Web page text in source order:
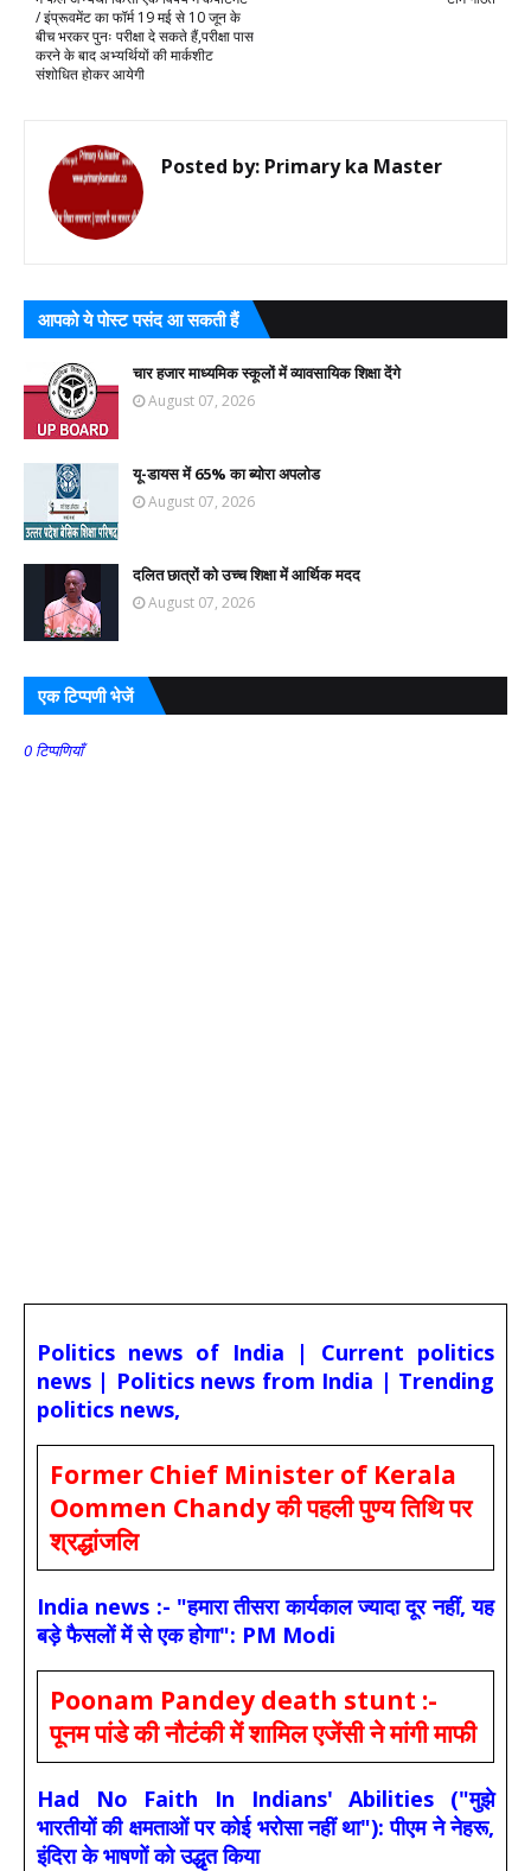
/ इंप्रूवमेंट का फॉर्म 19 मई से 10 जून के
बीच भरकर पुनः परीक्षा दे सकते हैं,परीक्षा पास
करने के बाद अभ्यर्थियों की मार्कशीट
संशोधित होकर आयेगी
Posted by: Primary ka Master
आपको ये पोस्ट पसंद आ सकती हैं
चार हजार माध्यमिक स्कूलों में व्यावसायिक शिक्षा देंगे
August 07, 2026
यू-डायस में 65% का ब्योरा अपलोड
August 07, 2026
दलित छात्रों को उच्च शिक्षा में आर्थिक मदद
August 07, 2026
एक टिप्पणी भेजें
0 टिप्पणियाँ
Politics news of India | Current politics
news | Politics news from India | Trending
politics news,
Former Chief Minister of Kerala
Oommen Chandy की पहली पुण्य तिथि पर
श्रद्धांजलि
India news :- "हमारा तीसरा कार्यकाल ज्यादा दूर नहीं, यह
बड़े फैसलों में से एक होगा": PM Modi
Poonam Pandey death stunt :-
पूनम पांडे की नौटंकी में शामिल एजेंसी ने मांगी माफी
Had No Faith In Indians' Abilities ("मुझे
भारतीयों की क्षमताओं पर कोई भरोसा नहीं था"): पीएम ने नेहरू,
इंदिरा के भाषणों को उद्धृत किया